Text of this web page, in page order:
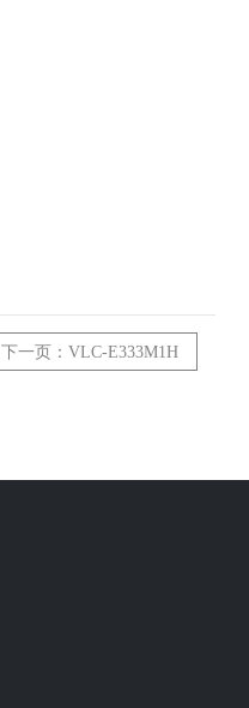
下一页：VLC-E333M1H